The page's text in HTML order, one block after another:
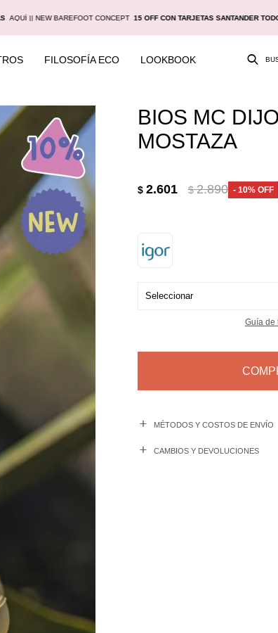
AQUÍ || NEW BAREFOOT CONCEPT15 OFF CON TARJETAS SANTANDER
FILOSOFÍA ECO LOOKBOOK
BIOS MC
MOSTAZA
$ 2.601 $ 2.890 10
Guía de
MÉTODOS Y COSTOS DE ENVÍO
CAMBIOS Y DEVOLUCIONES